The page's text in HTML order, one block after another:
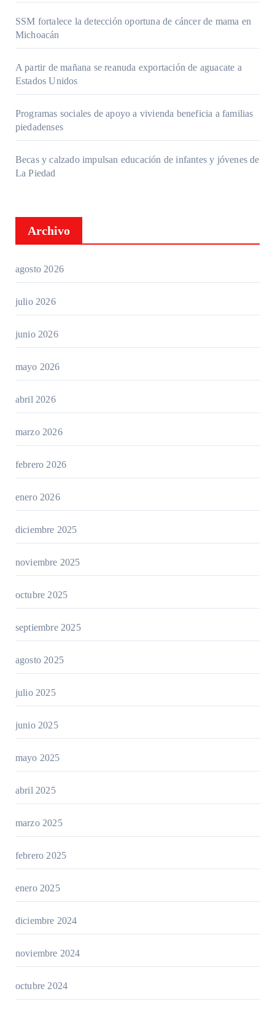
SSM fortalece la detección oportuna de cáncer de mama en
Michoacán
A partir de mañana se reanuda exportación de aguacate a
Estados Unidos
Programas sociales de apoyo a vivienda beneficia a familias
piedadenses
Becas y calzado impulsan educación de infantes y jóvenes de
La Piedad
Archivo
agosto 2026
julio 2026
junio 2026
mayo 2026
abril 2026
marzo 2026
febrero 2026
enero 2026
diciembre 2025
noviembre 2025
octubre 2025
septiembre 2025
agosto 2025
julio 2025
junio 2025
mayo 2025
abril 2025
marzo 2025
febrero 2025
enero 2025
diciembre 2024
noviembre 2024
octubre 2024